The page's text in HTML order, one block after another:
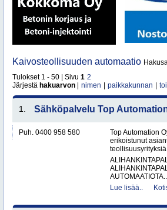
Kaivosteollisuuden automaatio
Tulokset 1 - 50 | Sivu 1 2
Järjestä hakuarvon nimen paikkakunnan
1. Sähköpalvelu Top
Puh. 0400 958 580
Top Automation
erikoistunut
AUTOMAATIOTA..
Lue lisää..